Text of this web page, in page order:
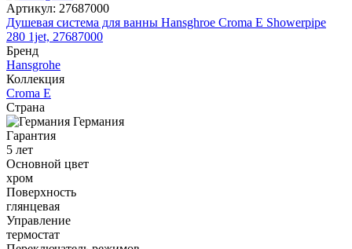
Артикул: 27687000
Душевая система для ванны Hansghroe Croma E Showerpipe
280 1jet, 27687000
Бренд
Hansgrohe
Коллекция
Croma E
Страна
Германия
Гарантия
5 лет
Основной цвет
хром
Поверхность
глянцевая
Управление
термостат